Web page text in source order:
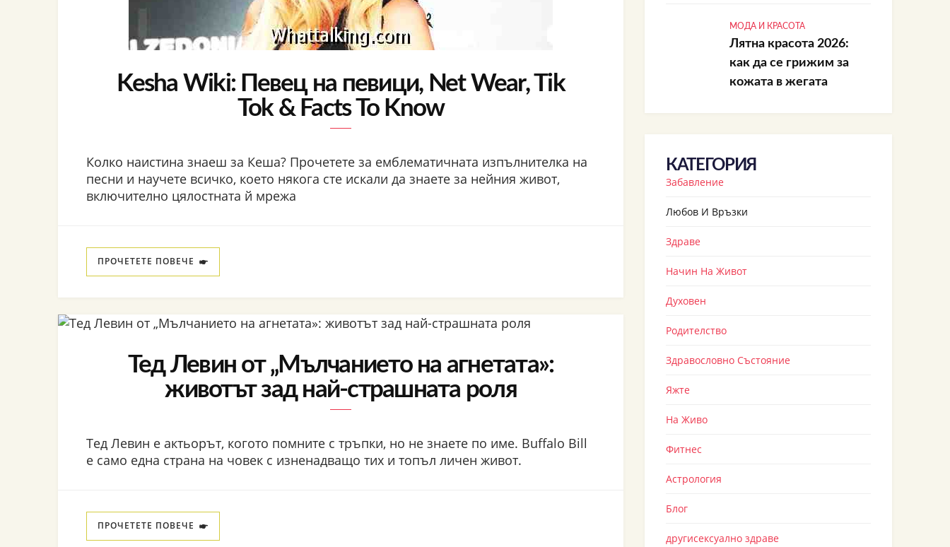
Kesha Wiki: Певец на певици, Net Wear, Tik
Tok & Facts To Know
Колко наистина знаеш за Кеша? Прочетете за емблематичната изпълнителка на
песни и научете всичко, което някога сте искали да знаете за нейния живот,
включително цялостната й мрежа
ПРОЧЕТЕТЕ ПОВЕЧЕ
Тед Левин от „Мълчанието на агнетата»:
животът зад най-страшната роля
Тед Левин е актьорът, когото помните с тръпки, но не знаете по име. Buffalo Bill
е само една страна на човек с изненадващо тих и топъл личен живот.
ПРОЧЕТЕТЕ ПОВЕЧЕ
МОДА И КРАСОТА
Лятна красота 2026:
как да се грижим за
кожата в жегата
КАТЕГОРИЯ
Забавление
Любов И Връзки
Здраве
Начин На Живот
Духовен
Родителство
Здравословно Състояние
Яжте
На Живо
Фитнес
Астрология
Блог
другисексуално здраве